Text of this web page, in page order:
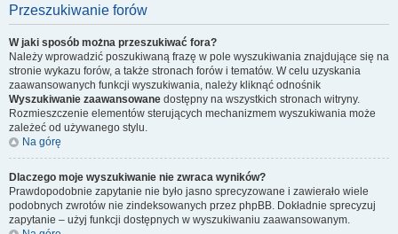
Przeszukiwanie forów
W jaki sposób można przeszukiwać fora?
Należy wprowadzić poszukiwaną frazę w pole wyszukiwania znajdujące się na
stronie wykazu forów, a także stronach forów i tematów. W celu uzyskania
zaawansowanych funkcji wyszukiwania, należy kliknąć odnośnik
Wyszukiwanie zaawansowane dostępny na wszystkich stronach witryny.
Rozmieszczenie elementów sterujących mechanizmem wyszukiwania może
zależeć od używanego stylu.
Na górę
Dlaczego moje wyszukiwanie nie zwraca wyników?
Prawdopodobnie zapytanie nie było jasno sprecyzowane i zawierało wiele
podobnych zwrotów nie zindeksowanych przez phpBB. Dokładnie sprecyzuj
zapytanie – użyj funkcji dostępnych w wyszukiwaniu zaawansowanym.